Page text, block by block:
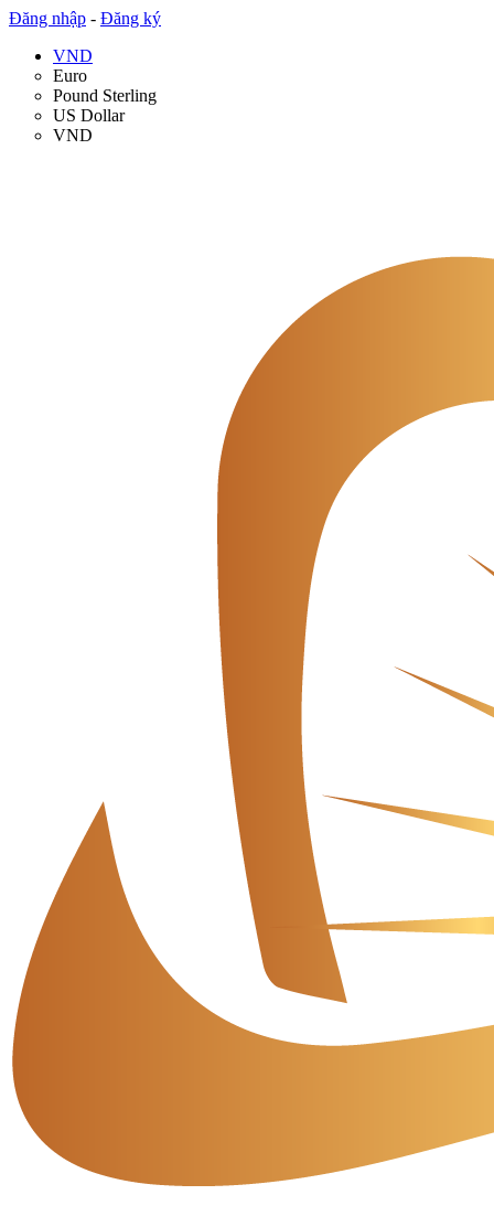
Đăng nhập - Đăng ký
VND
Euro
Pound Sterling
US Dollar
VND